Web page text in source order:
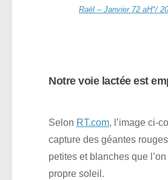
Raël – Janvier 72 aH*/
Notre voie lactée est
Selon RT.com, l’image ci-
capture des géantes
petites et blanches que
propre soleil.